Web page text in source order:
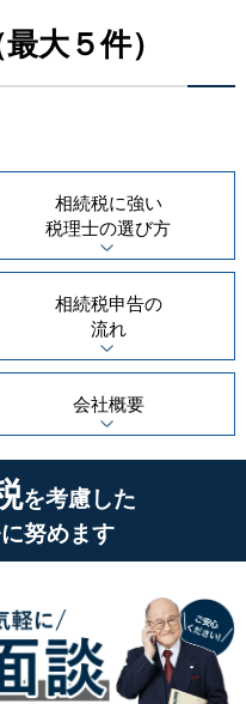
大５件）
相続税に強い
税理士の選び方
相続税申告の
流れ
会社概要
を考慮した
努めます